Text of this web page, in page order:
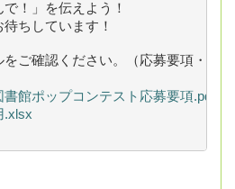
！」を伝えよう！
ちしています！
ご確認ください。（応募要項・応
館ポップコンテスト応募要項.pdf
.xlsx